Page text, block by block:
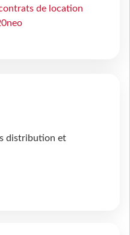
de location
distribution et